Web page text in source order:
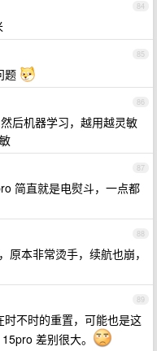
84
85
题
86
后机器学习，越用越灵敏
87
简直就是电熨斗，一点都
88
本非常烫手，续航也崩，
89
不时的重置，可能也是这
差别很大。